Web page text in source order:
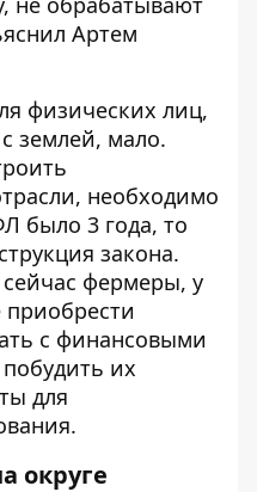
Артем
физических лиц,
землей, мало.
необходимо
было 3 года, то
закона.
фермеры, у
с финансовыми
их
для
округе